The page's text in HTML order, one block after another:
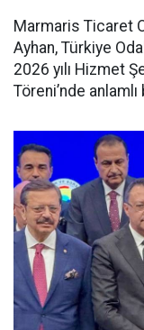
Marmaris Ticaret
Ayhan, Türkiye
2026 yılı Hizmet
Töreni’nde